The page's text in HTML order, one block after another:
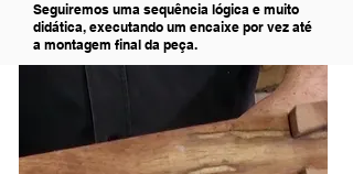
Seguiremos uma sequência lógica e muito
didática, executando um encaixe por vez até
a montagem final da peça.